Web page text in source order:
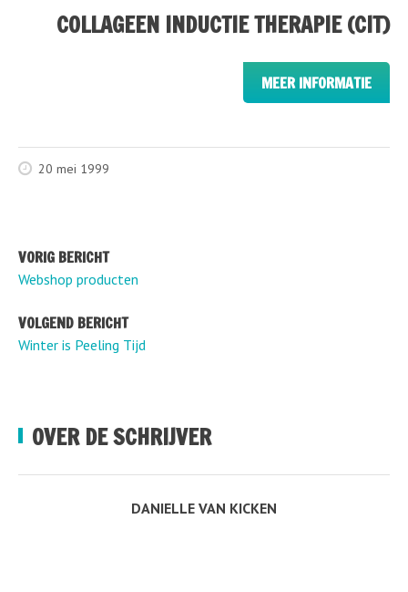
COLLAGEEN INDUCTIE THERAPIE (CIT)
MEER INFORMATIE
20 mei 1999
VORIG BERICHT
Webshop producten
VOLGEND BERICHT
Winter is Peeling Tijd
OVER DE SCHRIJVER
DANIELLE VAN KICKEN